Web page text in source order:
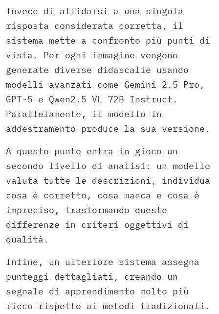
Invece di affidarsi a una singola
risposta considerata corretta, il
sistema mette a confronto più punti di
vista. Per ogni immagine vengono
generate diverse didascalie usando
modelli avanzati come Gemini 2.5 Pro,
GPT-5 e Qwen2.5 VL 72B Instruct.
Parallelamente, il modello in
addestramento produce la sua versione.
A questo punto entra in gioco un
secondo livello di analisi: un modello
valuta tutte le descrizioni, individua
cosa è corretto, cosa manca e cosa è
impreciso, trasformando queste
differenze in criteri oggettivi di
qualità.
Infine, un ulteriore sistema assegna
punteggi dettagliati, creando un
segnale di apprendimento molto più
ricco rispetto ai metodi tradizionali.